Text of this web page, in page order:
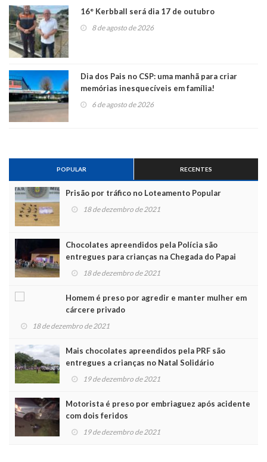
16° Kerbball será dia 17 de outubro
8 de agosto de 2026
Dia dos Pais no CSP: uma manhã para criar
memórias inesquecíveis em família!
6 de agosto de 2026
POPULAR RECENTES
Prisão por tráfico no Loteamento Popular
18 de dezembro de 2021
Chocolates apreendidos pela Polícia são
entregues para crianças na Chegada do Papai
Noel
18 de dezembro de 2021
Homem é preso por agredir e manter mulher em
cárcere privado
18 de dezembro de 2021
Mais chocolates apreendidos pela PRF são
entregues a crianças no Natal Solidário
19 de dezembro de 2021
Motorista é preso por embriaguez após acidente
com dois feridos
19 de dezembro de 2021